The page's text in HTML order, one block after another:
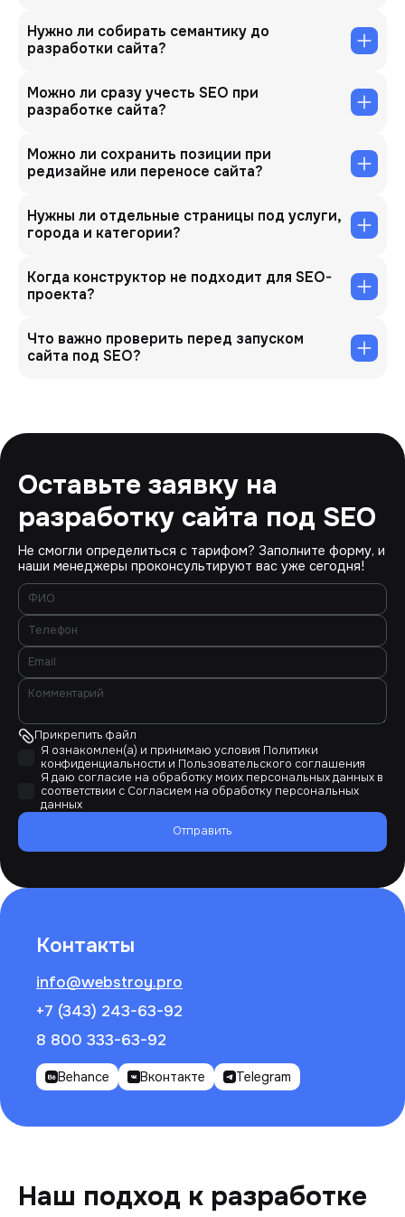
Нужно ли собирать семантику до
разработки сайта?
Можно ли сразу учесть SEO при
разработке сайта?
Можно ли сохранить позиции при
редизайне или переносе сайта?
Нужны ли отдельные страницы под услуги,
города и категории?
Когда конструктор не подходит для SEO-
проекта?
Что важно проверить перед запуском
сайта под SEO?
Оставьте заявку на
разработку сайта под SEO
Не смогли определиться с тарифом? Заполните форму, и
наши менеджеры проконсультируют вас уже сегодня!
Прикрепить файл
Я ознакомлен(а) и принимаю условия Политики
конфиденциальности и Пользовательского соглашения
Я даю согласие на обработку моих персональных данных в
соответствии с Согласием на обработку персональных
данных
Отправить
Контакты
info@webstroy.pro
+7 (343) 243-63-92
8 800 333-63-92
Behance Вконтакте Telegram
Наш подход к разработке